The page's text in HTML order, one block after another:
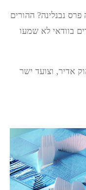
פרס נבנלינה? ההורים
בוודאי לא שמעו
אדיר, וצועד ישר